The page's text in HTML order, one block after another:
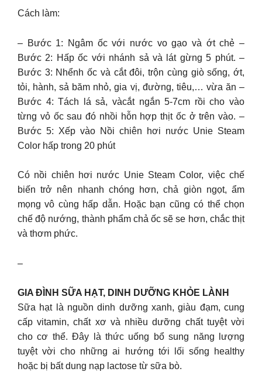
Cách làm:
– Bước 1: Ngâm ốc với nước vo gạo và ớt chẻ –
Bước 2: Hấp ốc với nhánh sả và lát gừng 5 phút. –
Bước 3: Nhểnh ốc và cắt đôi, trộn cùng giò sống, ớt,
tỏi, hành, sả băm nhỏ, gia vị, đường, tiêu,… vừa ăn –
Bước 4: Tách lá sả, vàcắt ngắn 5-7cm rồi cho vào
từng vỏ ốc sau đó nhồi hỗn hợp thịt ốc ở trên vào. –
Bước 5: Xếp vào Nồi chiên hơi nước Unie Steam
Color hấp trong 20 phút
Có nồi chiên hơi nước Unie Steam Color, việc chế
biến trở nên nhanh chóng hơn, chả giòn ngọt, ẩm
mọng vô cùng hấp dẫn. Hoặc bạn cũng có thể chọn
chế độ nướng, thành phẩm chả ốc sẽ se hơn, chắc thịt
và thơm phức.
–
GIA ĐÌNH SỮA HẠT, DINH DƯỠNG KHỎE LÀNH
Sữa hạt là nguồn dinh dưỡng xanh, giàu đạm, cung
cấp vitamin, chất xơ và nhiều dưỡng chất tuyệt vời
cho cơ thể. Đây là thức uống bổ sung năng lượng
tuyệt vời cho những ai hướng tới lối sống healthy
hoặc bị bất dung nạp lactose từ sữa bò.